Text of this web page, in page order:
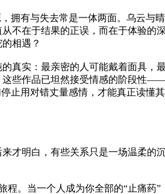
拥有与失去常是一体两面。乌云与
不在于结果的正误，而在于体验的
相遇？
真实：最亲密的人可能戴着面具，
这些作品已坦然接受情感的阶段性
止用对错丈量感情，才能真正读懂
来才明白，有些关系只是一场温柔
程。当一个人成为你全部的“止痛药”